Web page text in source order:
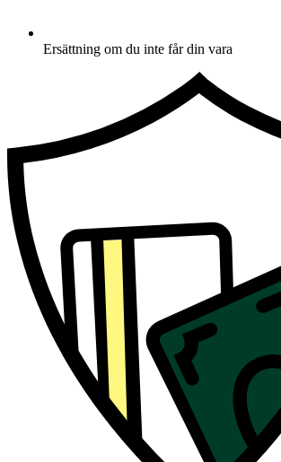
Ersättning om du inte får din vara